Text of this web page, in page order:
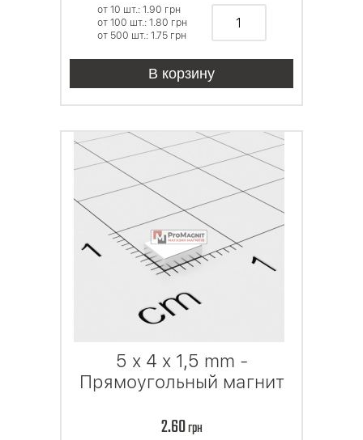
от 10 шт.: 1.90 грн
от 100 шт.: 1.80 грн
от 500 шт.: 1.75 грн
В корзину
5 x 4 x 1,5 mm -
Прямоугольный магнит
2.60грн